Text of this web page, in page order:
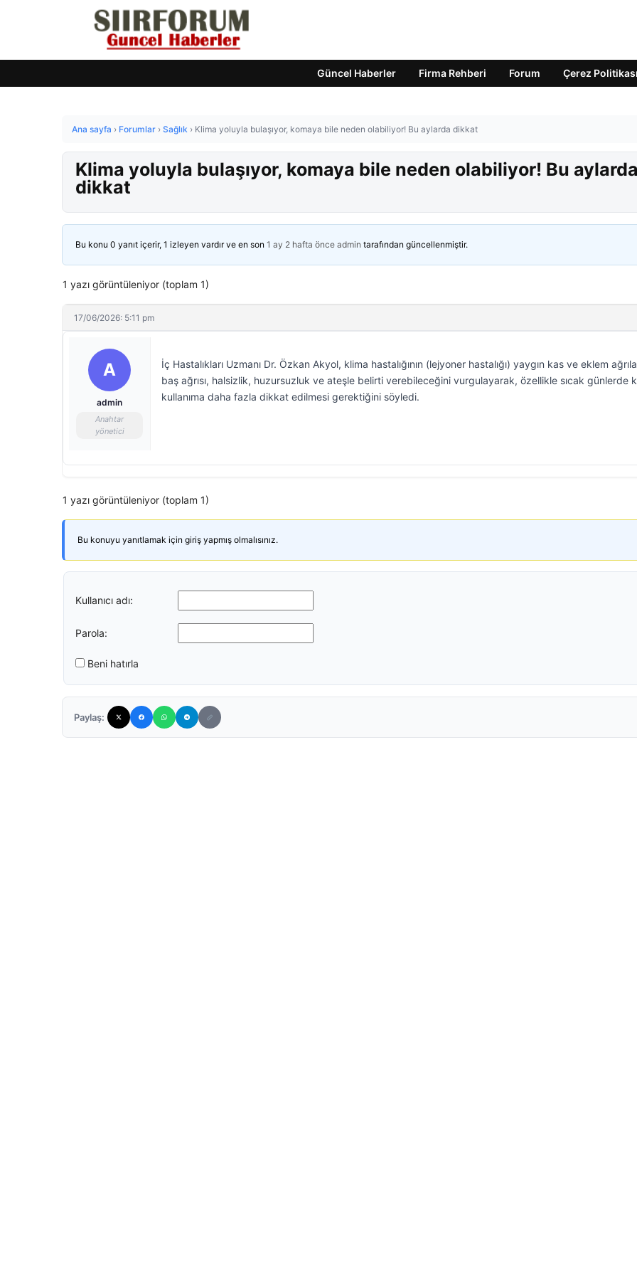
Güncel Haberler Firma Rehberi Forum Çerez Politikası
Ana sayfa › Forumlar › Sağlık › Klima yoluyla bulaşıyor, komaya bile neden olabiliyor! Bu aylarda dikkat
Klima yoluyla bulaşıyor, komaya bile neden olabiliyor! Bu aylarda
dikkat
Bu konu 0 yanıt içerir, 1 izleyen vardır ve en son 1 ay 2 hafta önce admin tarafından güncellenmiştir.
1 yazı görüntüleniyor (toplam 1)
17/06/2026: 5:11 pm
A
admin
Anahtar
yönetici
İç Hastalıkları Uzmanı Dr. Özkan Akyol, klima hastalığının (lejyoner hastalığı) yaygın kas ve eklem
baş ağrısı, halsizlik, huzursuzluk ve ateşle belirti verebileceğini vurgulayarak, özellikle sıcak günlerde
kullanıma daha fazla dikkat edilmesi gerektiğini söyledi.
1 yazı görüntüleniyor (toplam 1)
Bu konuyu yanıtlamak için giriş yapmış olmalısınız.
Kullanıcı adı:
Parola:
Beni hatırla
Paylaş: